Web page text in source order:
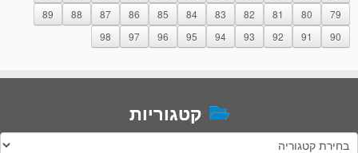
79
80
81
82
83
84
85
86
87
88
89
90
91
92
93
94
95
96
97
98
קטגוריות
קטגוריות